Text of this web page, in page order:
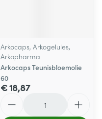
Arkocaps, Arkogelules,
Arkopharma
Arkocaps Teunisbloemolie
60
€ 18,87